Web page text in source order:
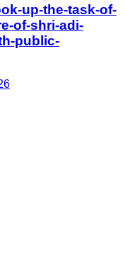
up-the-task-of-
of-shri-adi-
public-